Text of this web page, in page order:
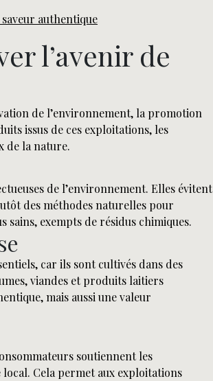
authentique
l’avenir de
de l’environnement, la promotion
issus de ces exploitations, les
de la nature.
de l’environnement. Elles évitent
des méthodes naturelles pour
exempts de résidus chimiques.
car ils sont cultivés dans des
viandes et produits laitiers
mais aussi une valeur
soutiennent les
Cela permet aux exploitations